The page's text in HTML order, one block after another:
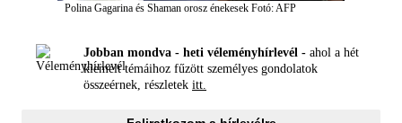
Polina Gagarina és Shaman orosz énekesek Fotó: AFP
Jobban mondva - heti véleményhírlevél - ahol a hét
kiemelt témáihoz fűzött személyes gondolatok
összeérnek, részletek itt.